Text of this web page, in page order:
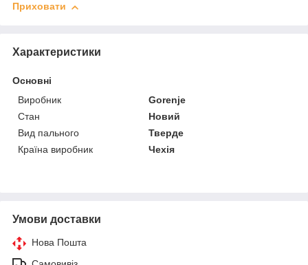
Приховати
Характеристики
Основні
Виробник
Gorenje
Стан
Новий
Вид пального
Тверде
Країна виробник
Чехія
Умови доставки
Нова Пошта